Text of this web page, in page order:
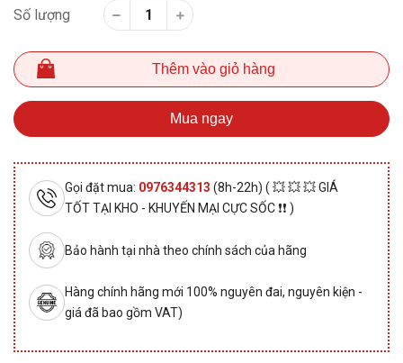
Số lượng
Thêm vào giỏ hàng
Mua ngay
Gọi đặt mua: 0976344313 (8h-22h) ( 💥 💥 💥 GIÁ
TỐT TẠI KHO - KHUYẾN MẠI CỰC SỐC ❗❗ )
Bảo hành tại nhà theo chính sách của hãng
Hàng chính hãng mới 100% nguyên đai, nguyên kiện -
giá đã bao gồm VAT)